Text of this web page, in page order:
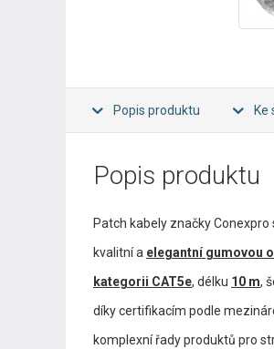
Popis produktu Ke
Popis produktu
Patch kabely značky
kvalitní a elegantní gumovou
kategorii CAT5e, délku 10 m,
díky certifikacím podle
komplexní řady produktů pro